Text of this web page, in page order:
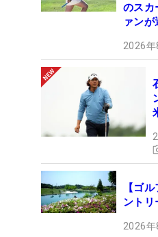
のスカ
ァンが
2026
【ゴ
ントリ
2026